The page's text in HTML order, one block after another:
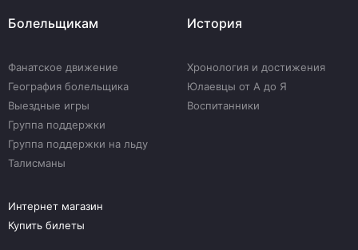
Болельщикам
Фанатское движение
География болельщика
Выездные игры
Группа поддержки
Группа поддержки на льду
Талисманы
История
Хронология и достижения
Юлаевцы от А до Я
Воспитанники
Интернет магазин
Купить билеты